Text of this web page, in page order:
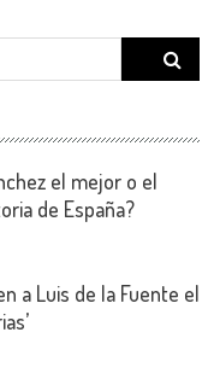
Search
for:
el mejor o el
de España?
a Luis de la Fuente el